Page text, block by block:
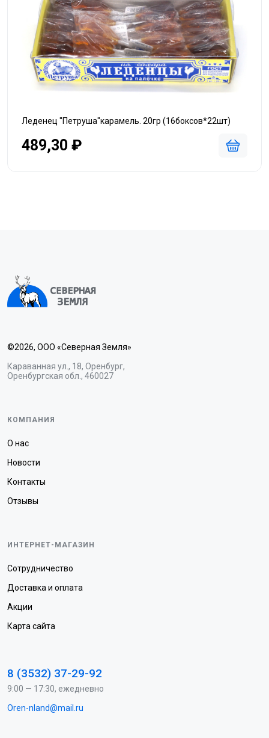
Леденец "Петруша"карамель. 20гр (16боксов*22шт)
489,30 ₽
©2026, ООО «Северная Земля»
Караванная ул., 18, Оренбург,
Оренбургская обл., 460027
КОМПАНИЯ
О нас
Новости
Контакты
Отзывы
ИНТЕРНЕТ-МАГАЗИН
Сотрудничество
Доставка и оплата
Акции
Карта сайта
8 (3532) 37-29-92
9:00 — 17:30, ежедневно
Oren-nland@mail.ru